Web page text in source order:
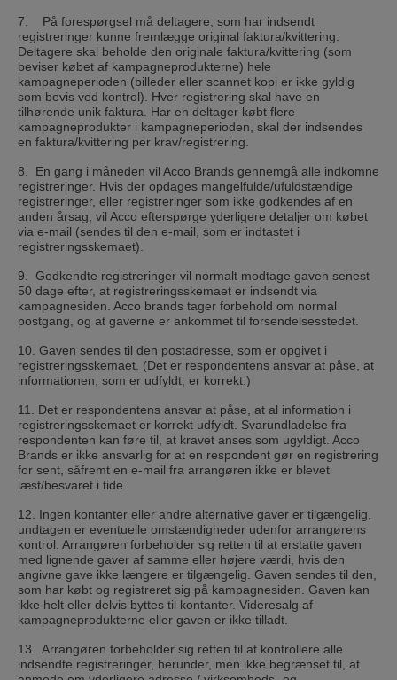
7. På forespørgsel må deltagere, som har indsendt
registreringer kunne fremlægge original faktura/kvittering.
Deltagere skal beholde den originale faktura/kvittering (som
beviser købet af kampagneprodukterne) hele
kampagneperioden (billeder eller scannet kopi er ikke gyldig
som bevis ved kontrol). Hver registrering skal have en
tilhørende unik faktura. Har en deltager købt flere
kampagneprodukter i kampagneperioden, skal der indsendes
en faktura/kvittering per krav/registrering.
8. En gang i måneden vil Acco Brands gennemgå alle indkomne
registreringer. Hvis der opdages mangelfulde/ufuldstændige
registreringer, eller registreringer som ikke godkendes af en
anden årsag, vil Acco efterspørge yderligere detaljer om købet
via e-mail (sendes til den e-mail, som er indtastet i
registreringsskemaet).
9. Godkendte registreringer vil normalt modtage gaven senest
50 dage efter, at registreringsskemaet er indsendt via
kampagnesiden. Acco brands tager forbehold om normal
postgang, og at gaverne er ankommet til forsendelsesstedet.
10. Gaven sendes til den postadresse, som er opgivet i
registreringsskemaet. (Det er respondentens ansvar at påse, at
informationen, som er udfyldt, er korrekt.)
11. Det er respondentens ansvar at påse, at al information i
registreringsskemaet er korrekt udfyldt. Svarundladelse fra
respondenten kan føre til, at kravet anses som ugyldigt. Acco
Brands er ikke ansvarlig for at en respondent gør en registrering
for sent, såfremt en e-mail fra arrangøren ikke er blevet
læst/besvaret i tide.
12. Ingen kontanter eller andre alternative gaver er tilgængelig,
undtagen er eventuelle omstændigheder udenfor arrangørens
kontrol. Arrangøren forbeholder sig retten til at erstatte gaven
med lignende gaver af samme eller højere værdi, hvis den
angivne gave ikke længere er tilgængelig. Gaven sendes til den,
som har købt og registreret sig på kampagnesiden. Gaven kan
ikke helt eller delvis byttes til kontanter. Videresalg af
kampagneprodukterne eller gaven er ikke tilladt.
13. Arrangøren forbeholder sig retten til at kontrollere alle
indsendte registreringer, herunder, men ikke begrænset til, at